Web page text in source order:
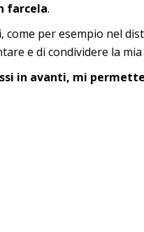
farcela.
per esempio nel
e di condividere la
in avanti, mi